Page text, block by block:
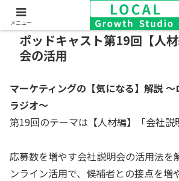
ポッドキャスト第19回【人
会の活用
マーケティングの【気になる】解説
ラジオ～
第19回のテーマは【人材編】「会社説
応募数を増やす会社説明会の活用法を
ンライン活用で、候補者との接点を増
メニュー